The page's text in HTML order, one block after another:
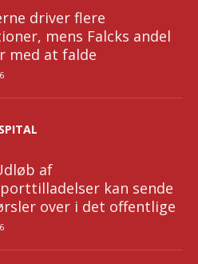
driver flere
mens Falcks andel
at falde
af
kan sende
over i det offentlige